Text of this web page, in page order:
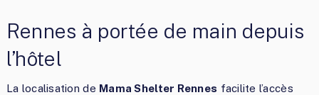
Rennes à portée de main depuis
l’hôtel
La localisation de Mama Shelter Rennes facilite l’accès